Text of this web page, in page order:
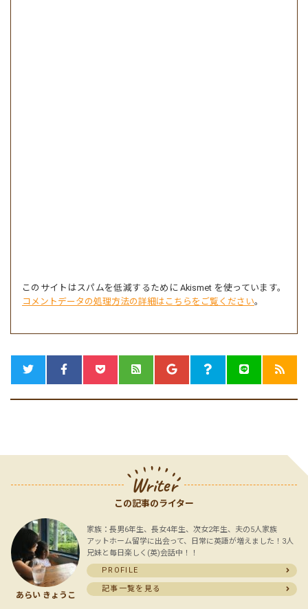
このサイトはスパムを低減するために Akismet を使っています。
コメントデータの処理方法の詳細はこちらをご覧ください。
Writer
この記事のライター
あらい きょうこ
家族：長男6年生、長女4年生、次女2年生、夫の5人家族
アットホーム留学に出会って、日常に英語が増えました！3人
兄妹と毎日楽しく(英)会話中！！
PROFILE
記事一覧を見る